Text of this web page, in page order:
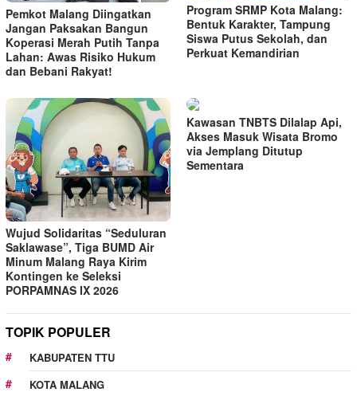
Pemkot Malang Diingatkan
Jangan Paksakan Bangun
Koperasi Merah Putih Tanpa
Lahan: Awas Risiko Hukum
dan Bebani Rakyat!
Program SRMP Kota Malang:
Bentuk Karakter, Tampung
Siswa Putus Sekolah, dan
Perkuat Kemandirian
Wujud Solidaritas “Seduluran
Saklawase”, Tiga BUMD Air
Minum Malang Raya Kirim
Kontingen ke Seleksi
PORPAMNAS IX 2026
Kawasan TNBTS Dilalap Api,
Akses Masuk Wisata Bromo
via Jemplang Ditutup
Sementara
TOPIK POPULER
KABUPATEN TTU
KOTA MALANG